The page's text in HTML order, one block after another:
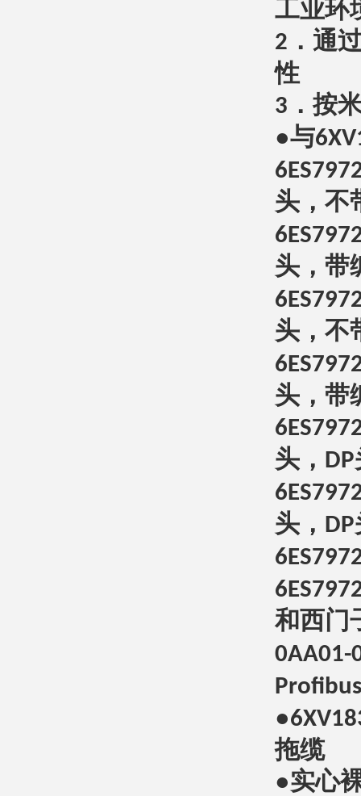
工业环
2 ．通
性
3 ．按
●与
头，不
头，带
头，不
头，带
头， DP
头， DP
和西门
0AA01-
Profibus
●
拖缆
●实心